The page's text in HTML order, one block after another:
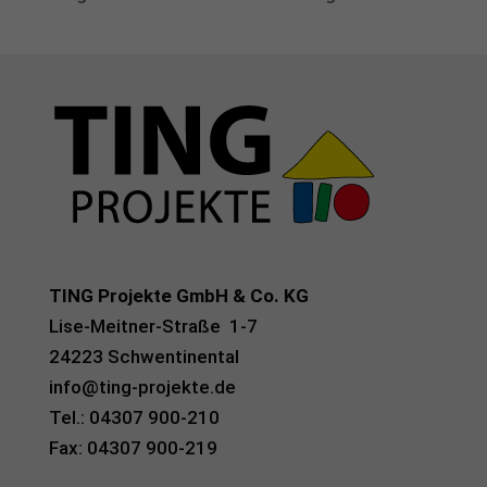
TING Projekte GmbH & Co. KG
Lise-Meitner-Straße 1-7
24223 Schwentinental
info@ting-projekte.de
Tel.: 04307 900-210
Fax: 04307 900-219
Cookies zur Auswertung sind hilfreich, um die Eigenschaften und die
Benutzerfreundlichkeit dieser Website zu verbessern
Cookie-Informationen anzeigen
powered by Borlabs Cookie
Datenschutzerklärung